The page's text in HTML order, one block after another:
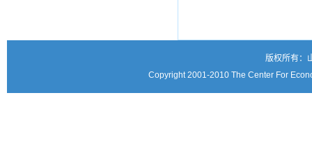
版权所有：
Copyright 2001-2010 The Center For